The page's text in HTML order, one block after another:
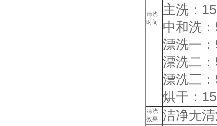
清洗
时间
主洗：
中和洗
漂洗一
漂洗二
漂洗三
烘干：
清洗
效果
洁净无